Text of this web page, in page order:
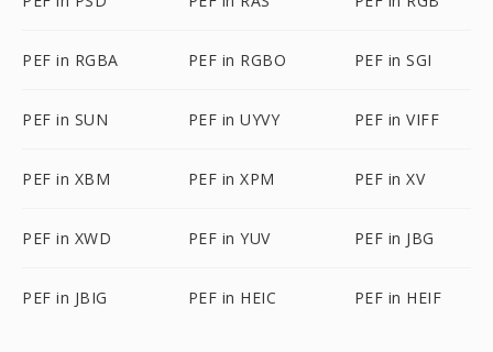
PEF in RGBA PEF in RGBO PEF in SGI
PEF in SUN PEF in UYVY PEF in VIFF
PEF in XBM PEF in XPM PEF in XV
PEF in XWD PEF in YUV PEF in JBG
PEF in JBIG PEF in HEIC PEF in HEIF